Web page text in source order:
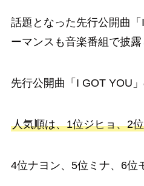
話題となった先行公開曲
ーマンスも音楽番組で披露
先行公開曲「I GOT YOU
人気順は、1位ジヒョ、2
4位ナヨン、5位ミナ、6位